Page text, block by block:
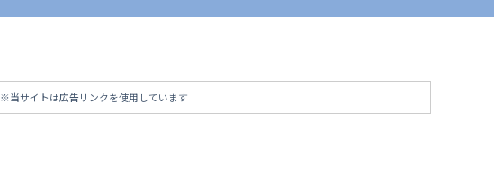
※当サイトは広告リンクを使用しています